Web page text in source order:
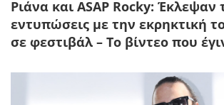
Ριάνα και ASAP Rocky: Έκλεψαν
εντυπώσεις με την εκρηκτική
σε φεστιβάλ – Το βίντεο που